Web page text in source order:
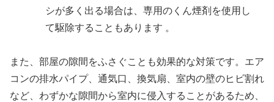
シが多く出る場合は、専用のくん煙剤を使用し
て駆除することもあります 。
また、部屋の隙間をふさぐことも効果的な対策です。エア
コンの排水パイプ、通気口、換気扇、室内の壁のヒビ割れ
など、わずかな隙間から室内に侵入することがあるため、